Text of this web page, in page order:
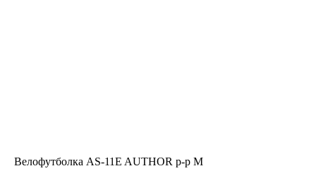
Велофутболка AS-11E AUTHOR р-р M